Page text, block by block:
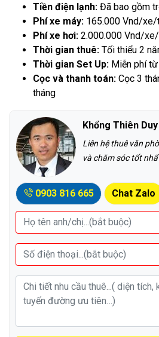
Tiền điện lạnh: Đã bao gồm
Phí xe máy: 165.000 Vnd/xe/
Phí xe hơi: 2.000.000 Vnd/
Thời gian thuê: Tối thiểu 2
Thời gian Set Up: Miễn phí
Cọc và thanh toán: Cọc 3
tháng
Khổng Thiên Duy
Liên hệ thuê văn
và chăm sóc tốt
0903 816 665 Chat Zalo